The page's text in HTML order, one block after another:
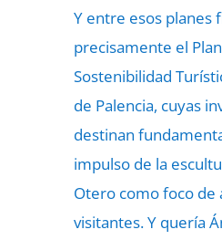
Y entre esos planes
precisamente el
Sostenibilidad
de Palencia, cuyas
destinan
impulso de la
Otero como foco de
visitantes. Y quería